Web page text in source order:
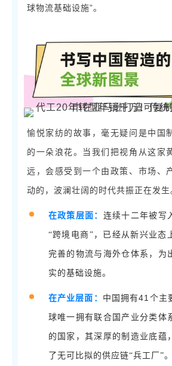
球物流基础设施”。
愉悦家纺的故事， 毫无疑问 是中国
的一朵浪花。当我们把视角 从这家
远，会感受到一个由政策、市场、
动的，波澜壮阔的时代共振 正在发生
在政策层面： 连续十二年被写
“跨境电商”，已经从新兴业态
完善的物流与海外仓体系，为
实的基础设施。
在产业层面： 中国拥有41 个主
球唯一拥有联合国产业分类体
的国家，其深厚的制造业底蕴
了无可比拟的供应链“兵工厂 ”。